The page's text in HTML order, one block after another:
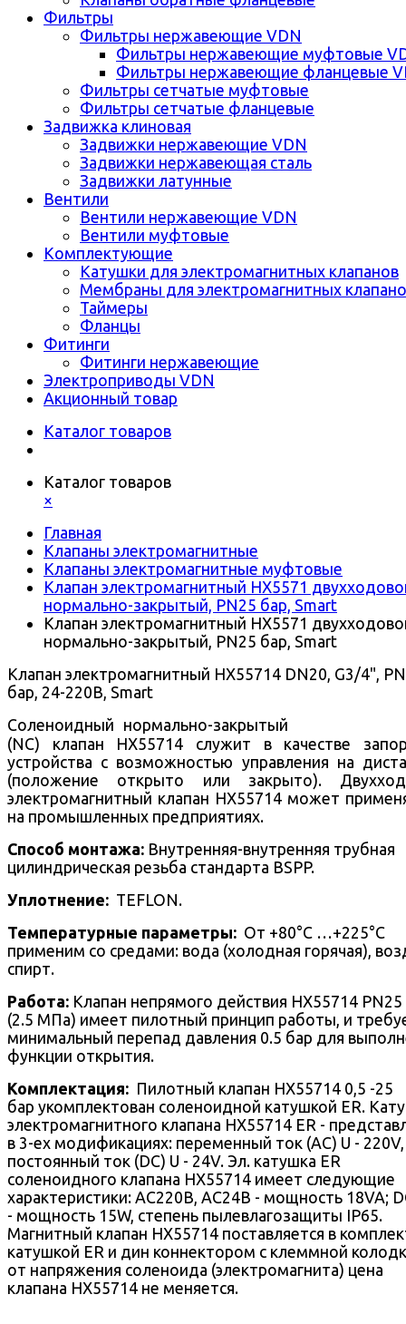
Фильтры
Фильтры нержавеющие VDN
Фильтры нержавеющие муфтовые
Фильтры нержавеющие фланцевые
Фильтры сетчатые муфтовые
Фильтры сетчатые фланцевые
Задвижка клиновая
Задвижки нержавеющие VDN
Задвижки нержавеющая сталь
Задвижки латунные
Вентили
Вентили нержавеющие VDN
Вентили муфтовые
Комплектующие
Катушки для электромагнитных клапанов
Мембраны для электромагнитных
Таймеры
Фланцы
Фитинги
Фитинги нержавеющие
Электроприводы VDN
Акционный товар
Каталог товаров
Каталог товаров
×
Главная
Клапаны электромагнитные
Клапаны электромагнитные муфтовые
Клапан электромагнитный HX5571
нормально-закрытый, PN25 бар, Smart
Клапан электромагнитный HX5571
нормально-закрытый, PN25 бар, Smart
Клапан электромагнитный HX55714 DN20, G3/4",
бар, 24-220В, Smart
Соленоидный нормально-закрытый
(NC) клапан HX55714 служит в качестве
устройства с возможностью управления на
(положение открыто или закрыто).
электромагнитный клапан HX55714 может
на промышленных предприятиях.
Способ монтажа: Внутренняя-внутренняя трубная
цилиндрическая резьба стандарта BSPP.
Уплотнение: TEFLON.
Температурные параметры: От +80°С …+225°С
применим со средами: вода (холодная горячая),
спирт.
Работа: Клапан непрямого действия HX55714 PN25
(2.5 МПа) имеет пилотный принцип работы, и
минимальный перепад давления 0.5 бар для
функции открытия.
Комплектация: Пилотный клапан HX55714 0,5 -25
бар укомплектован соленоидной катушкой ER.
электромагнитного клапана HX55714 ER -
в 3-ех модификациях: переменный ток (AC) U -
постоянный ток (DC) U - 24V. Эл. катушка ER
соленоидного клапана HX55714 имеет следующие
характеристики: AC220В, AC24В - мощность 18VA;
- мощность 15W, степень пылевлагозащиты IP65.
Магнитный клапан HX55714 поставляется в
катушкой ER и дин коннектором с клеммной
от напряжения соленоида (электромагнита) цена
клапана HX55714 не меняется.